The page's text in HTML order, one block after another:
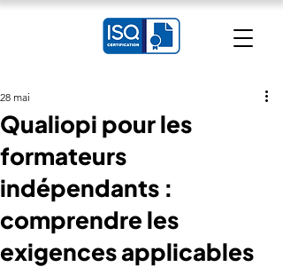
Qualiopi pour les
formateurs
indépendants :
comprendre les
exigences applicables
28 mai